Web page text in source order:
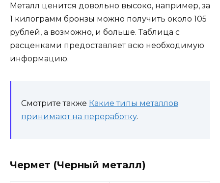
Металл ценится довольно высоко, например, за
1 килограмм бронзы можно получить около 105
рублей, а возможно, и больше. Таблица с
расценками предоставляет всю необходимую
информацию.
Смотрите также Какие типы металлов
принимают на переработку.
Чермет (Черный металл)